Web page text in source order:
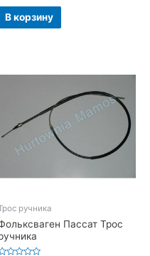
В корзину
ручника
Пассат Трос